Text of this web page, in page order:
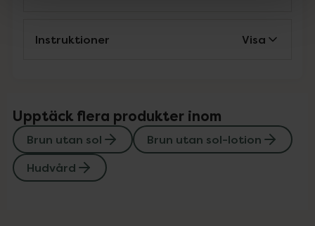
Instruktioner Visa
Upptäck flera produkter inom
Brun utan sol
Brun utan sol-lotion
Hudvård